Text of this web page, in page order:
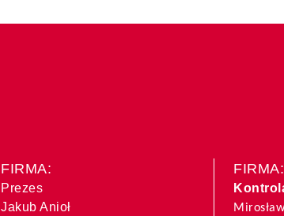
FIRMA:
Prezes
Jakub Anioł
FIRMA: